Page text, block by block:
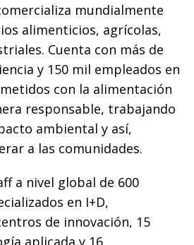
mundialmente
alimenticios, agrícolas,
Cuenta con más de
y 150 mil empleados en
con la alimentación
responsable, trabajando
ambiental y así,
a las comunidades.
a nivel global de 600
en I+D,
de innovación, 15
aplicada y 16